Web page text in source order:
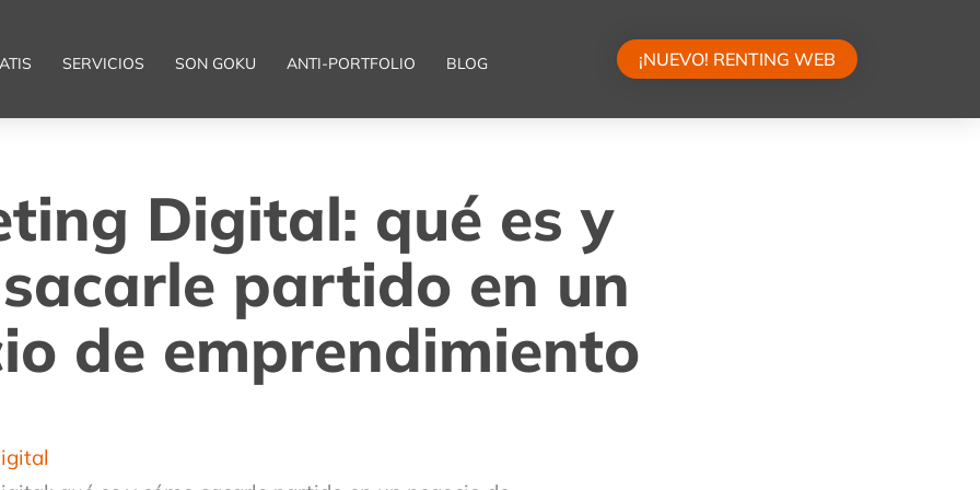
SERVICIOS SON GOKU ANTI-PORTFOLIO BLOG ¡NUEVO! RENTING WEB
Digital: qué es y
partido en un
de emprendimiento